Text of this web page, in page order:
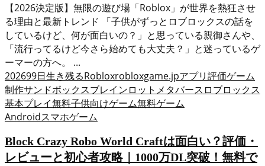
【2026決定版】無限の遊び場「Roblox」が世界を熱狂させ
る理由と最新トレンド 「子供がずっとロブロックスの話を
しているけど、何が面白いの？」と思っている親御さんや、
「流行ってるけど今さら始めても大丈夫？」と迷っているゲ
ーマーの方へ。 ...
202699日生き残るRobloxrobloxgame.jpアプリ評価ゲーム
制作サンドボックスブレインロット メタバース ロブロックス
基本プレイ無料子供向けゲーム無料ゲーム
Androidスマホゲーム
Block Crazy Robo World Craftは面白い？評価・
レビューと初心者攻略｜1000万DL突破！無料で